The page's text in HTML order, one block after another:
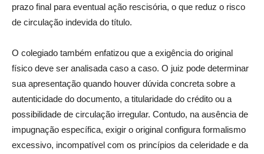
prazo final para eventual ação rescisória, o que reduz o risco
de circulação indevida do título.
O colegiado também enfatizou que a exigência do original
físico deve ser analisada caso a caso. O juiz pode determinar
sua apresentação quando houver dúvida concreta sobre a
autenticidade do documento, a titularidade do crédito ou a
possibilidade de circulação irregular. Contudo, na ausência de
impugnação específica, exigir o original configura formalismo
excessivo, incompatível com os princípios da celeridade e da